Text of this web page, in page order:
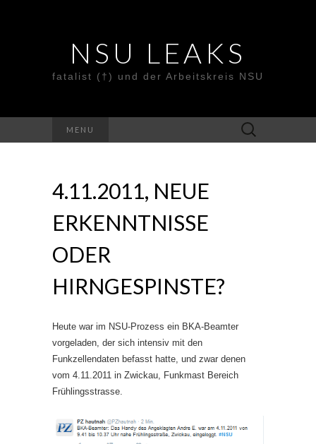
NSU LEAKS
fatalist (†) und der Arbeitskreis NSU
MENU
Suche
nach:
4.11.2011, NEUE
ERKENNTNISSE
ODER
HIRNGESPINSTE?
Heute war im NSU-Prozess ein BKA-Beamter
vorgeladen, der sich intensiv mit den
Funkzellendaten befasst hatte, und zwar denen
vom 4.11.2011 in Zwickau, Funkmast Bereich
Frühlingsstrasse.